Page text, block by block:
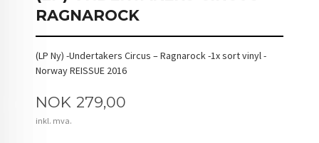
RAGNAROCK
(LP Ny) -Undertakers Circus – Ragnarock -1x sort vinyl -
Norway REISSUE 2016
Pris
NOK 279,00
inkl. mva.